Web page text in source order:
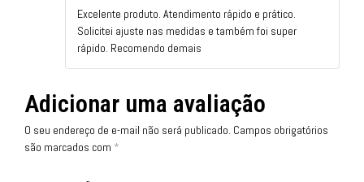
Excelente produto. Atendimento rápido e prático.
Solicitei ajuste nas medidas e também foi super
rápido. Recomendo demais
Adicionar uma avaliação
O seu endereço de e-mail não será publicado. Campos obrigatórios
são marcados com *